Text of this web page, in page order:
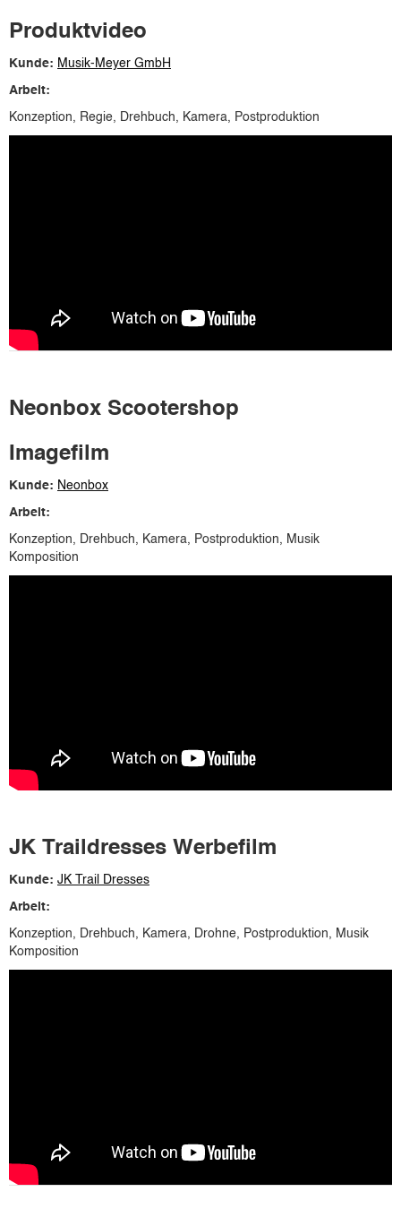
Produktvideo
Kunde: Musik-Meyer GmbH
Arbeit:
Konzeption, Regie, Drehbuch, Kamera, Postproduktion
Neonbox Scootershop
Imagefilm
Kunde: Neonbox
Arbeit:
Konzeption, Drehbuch, Kamera, Postproduktion, Musik
Komposition
JK Traildresses Werbefilm
Kunde: JK Trail Dresses
Arbeit:
Konzeption, Drehbuch, Kamera, Drohne, Postproduktion, Musik
Komposition